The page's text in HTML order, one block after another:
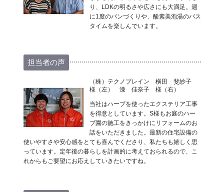
り、LDKの明るさや広さにも大満足。週
に1度のパンづくりや、酸素美泡湯のバス
タイムを楽しんでいます。
担当者の声
（株）テクノブレイン 横田 斐紗子
様（左） 漆 佳奈子 様（右）
当社はハーブを使ったエクステリア工事
を得意としています。S様もお庭のハー
ブ園の施工をきっかけにリフォームのお
話をいただきました。最新の住宅設備の
使いやすさや安心感をとても喜んでくださり、私たちも嬉しく思
っています。定年後の暮らしを計画的に考えておられるので、こ
れからもご要望にお応えしていきたいですね。